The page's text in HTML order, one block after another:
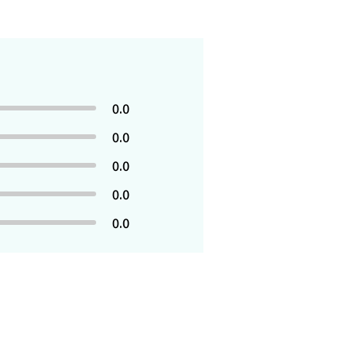
0.0
0.0
0.0
0.0
0.0